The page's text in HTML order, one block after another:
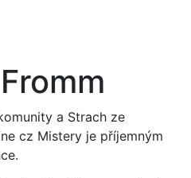
a Strach ze
cz Mistery je příjemným